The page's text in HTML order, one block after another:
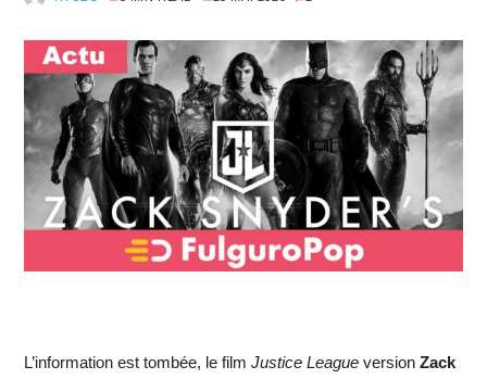
L’information est tombée, le film Justice Leagueversion Zack